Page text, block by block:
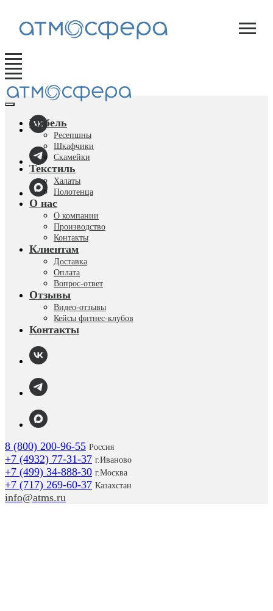
Мебель
Ресепшны
Шкафчики
Скамейки
Текстиль
Халаты
Полотенца
О нас
О компании
Производство
Контакты
Клиентам
Доставка
Оплата
Вопрос-ответ
Отзывы
Видео-отзывы
Кейсы фитнес-клубов
Контакты
8 (800) 200-96-55 Россия
+7 (4932) 77-31-37 г.Иваново
+7 (499) 34-888-30 г.Москва
+7 (717) 269-60-37 Казахстан
info@atms.ru